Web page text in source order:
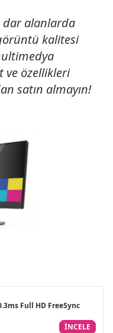
dar alanlarda
kalitesi
ve özellikleri
satın almayın!
Full HD FreeSync
INCELE